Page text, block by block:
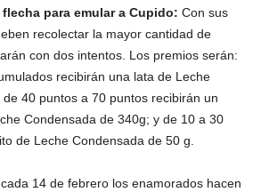
para emular a Cupido: Con sus
recolectar la mayor cantidad de
con dos intentos. Los premios serán:
recibirán una lata de Leche
40 puntos a 70 puntos recibirán un
Condensada de 340g; y de 10 a 30
de Leche Condensada de 50 g.
14 de febrero los enamorados hacen